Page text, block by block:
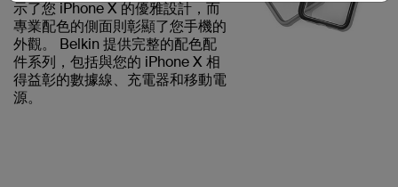
示了您 iPhone X 的優雅設計，而
專業配色的側面則彰顯了您手機的
外觀。 Belkin 提供完整的配色配
件系列，包括與您的 iPhone X 相
得益彰的數據線、充電器和移動電
源。